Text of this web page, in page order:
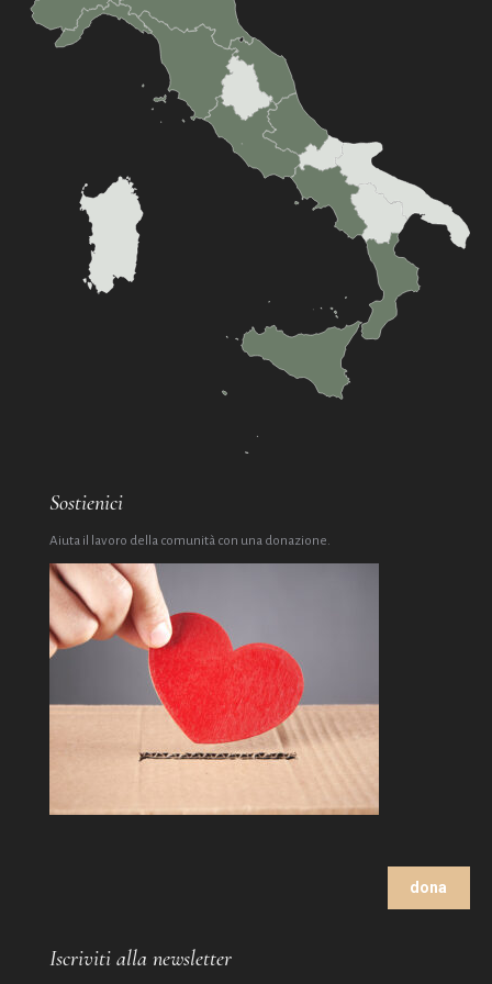
Sostienici
Aiuta il lavoro della comunità con una donazione.
dona
Iscriviti alla newsletter